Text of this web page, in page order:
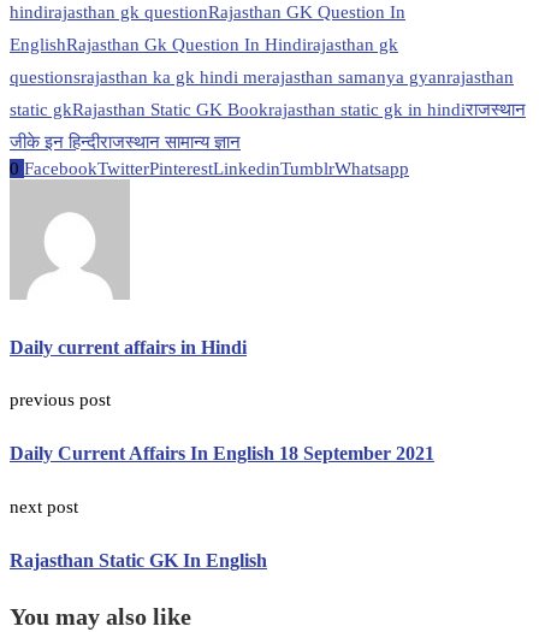
hindirajasthan gk questionRajasthan GK Question In
EnglishRajasthan Gk Question In Hindirajasthan gk
questionsrajasthan ka gk hindi merajasthan samanya gyanrajasthan
static gkRajasthan Static GK Bookrajasthan static gk in hindiराजस्थान
जीके इन हिन्दीराजस्थान सामान्य ज्ञान
0 FacebookTwitterPinterestLinkedinTumblrWhatsapp
Daily current affairs in Hindi
previous post
Daily Current Affairs In English 18 September 2021
next post
Rajasthan Static GK In English
You may also like